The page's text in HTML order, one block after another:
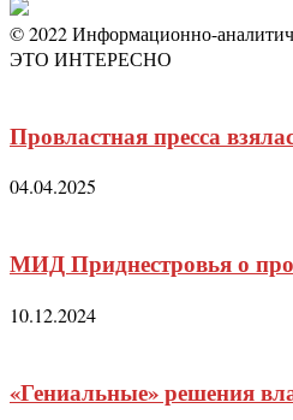
© 2022 Информационно-
ЭТО ИНТЕРЕСНО
Провластная пресса
04.04.2025
МИД Приднестровья о
10.12.2024
«Гениальные» решения